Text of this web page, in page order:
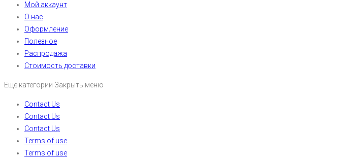
Мой аккаунт
О нас
Оформление
Полезное
Распродажа
Стоимость доставки
Еще категории Закрыть меню
Contact Us
Contact Us
Contact Us
Terms of use
Terms of use